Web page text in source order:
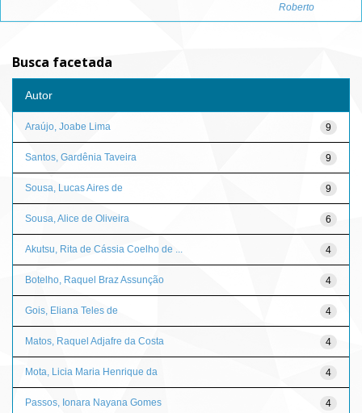
Roberto
Busca facetada
Autor
9
Araújo, Joabe Lima
9
Santos, Gardênia Taveira
9
Sousa, Lucas Aires de
6
Sousa, Alice de Oliveira
4
Akutsu, Rita de Cássia Coelho de ...
4
Botelho, Raquel Braz Assunção
4
Gois, Eliana Teles de
4
Matos, Raquel Adjafre da Costa
4
Mota, Licia Maria Henrique da
4
Passos, Ionara Nayana Gomes